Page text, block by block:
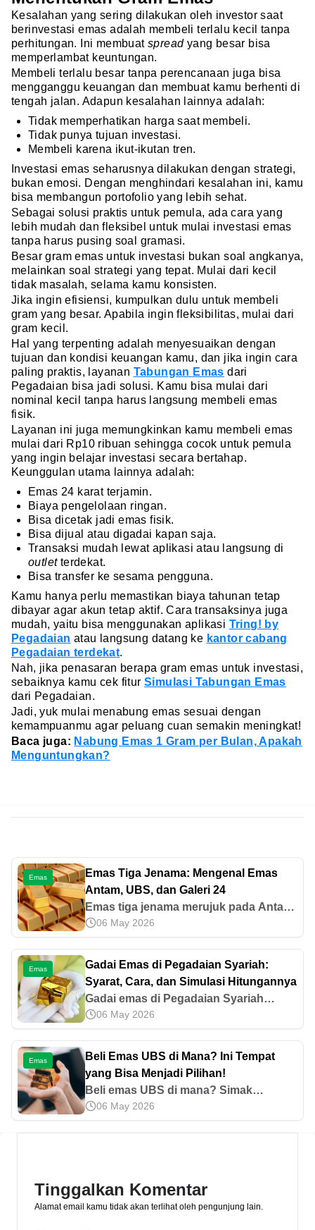
Kesalahan yang sering dilakukan oleh investor saat
berinvestasi emas adalah membeli terlalu kecil tanpa
perhitungan. Ini membuat spread yang besar bisa
memperlambat keuntungan.
Membeli terlalu besar tanpa perencanaan juga bisa
mengganggu keuangan dan membuat kamu berhenti di
tengah jalan. Adapun kesalahan lainnya adalah:
Tidak memperhatikan harga saat membeli.
Tidak punya tujuan investasi.
Membeli karena ikut-ikutan tren.
Investasi emas seharusnya dilakukan dengan strategi,
bukan emosi. Dengan menghindari kesalahan ini, kamu
bisa membangun portofolio yang lebih sehat.
Sebagai solusi praktis untuk pemula, ada cara yang
lebih mudah dan fleksibel untuk mulai investasi emas
tanpa harus pusing soal gramasi.
Besar gram emas untuk investasi bukan soal angkanya,
melainkan soal strategi yang tepat. Mulai dari kecil
tidak masalah, selama kamu konsisten.
Jika ingin efisiensi, kumpulkan dulu untuk membeli
gram yang besar. Apabila ingin fleksibilitas, mulai dari
gram kecil.
Hal yang terpenting adalah menyesuaikan dengan
tujuan dan kondisi keuangan kamu, dan jika ingin cara
paling praktis, layanan Tabungan Emas dari
Pegadaian bisa jadi solusi. Kamu bisa mulai dari
nominal kecil tanpa harus langsung membeli emas
fisik.
Layanan ini juga memungkinkan kamu membeli emas
mulai dari Rp10 ribuan sehingga cocok untuk pemula
yang ingin belajar investasi secara bertahap.
Keunggulan utama lainnya adalah:
Emas 24 karat terjamin.
Biaya pengelolaan ringan.
Bisa dicetak jadi emas fisik.
Bisa dijual atau digadai kapan saja.
Transaksi mudah lewat aplikasi atau langsung di
outletterdekat.
Bisa transfer ke sesama pengguna.
Kamu hanya perlu memastikan biaya tahunan tetap
dibayar agar akun tetap aktif. Cara transaksinya juga
mudah, yaitu bisa menggunakan aplikasi Tring! by
Pegadaian atau langsung datang ke kantor cabang
Pegadaian terdekat.
Nah, jika penasaran berapa gram emas untuk investasi,
sebaiknya kamu cek fitur Simulasi Tabungan Emas
dari Pegadaian.
Jadi, yuk mulai menabung emas sesuai dengan
kemampuanmu agar peluang cuan semakin meningkat!
Baca juga: Nabung Emas 1 Gram per Bulan, Apakah
Menguntungkan?
Emas
Emas Tiga Jenama: Mengenal Emas
Antam, UBS, dan Galeri 24
Emas tiga jenama merujuk pada Antam,
UBS, dan Galeri 24 sebagai merek emas
batangan populer di Indonesia. Kenali
perbedaan dan keunggulannya di sini.
06 May 2026
Emas
Gadai Emas di Pegadaian Syariah:
Syarat, Cara, dan Simulasi Hitungannya
Gadai emas di Pegadaian Syariah
menawarkan pilihan bagi sahabat
beragama Islam untuk mendapat
pinjaman sesuai prinsip syariah. Ini
cara dan syaratnya!
06 May 2026
Emas
Beli Emas UBS di Mana? Ini Tempat
yang Bisa Menjadi Pilihan!
Beli emas UBS di mana? Simak
berbagai pilihan tempat yang bisa kamu
kunjungi untuk membeli emas UBS
06 May 2026
Tinggalkan Komentar
Alamat email kamu tidak akan terlihat oleh pengunjung lain.